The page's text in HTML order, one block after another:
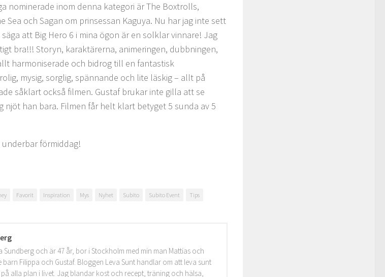
nominerade inom denna kategori är The Boxtrolls,
Sea och Sagan om prinsessan Kaguya. Nu har jag inte sett
att Big Hero 6 i mina ögon är en solklar vinnare! Jag
bra!!! Storyn, karaktärerna, animeringen, dubbningen,
harmoniserade och bidrog till en fantastisk
mysig, sorglig, spännande och lite läskig – allt på
såklart också filmen. Gustaf brukar inte gilla att se
njöt han bara. Filmen får helt klart betyget 5 sunda av 5
förmiddag!
Favorit Inspiration Mys Nyhet Subito Subito Event Tips
Sundberg och är 47 år, bor i Stockholm med min man Mattias och
barn Filippa och Gustaf. Bloggen Leva Sunt handlar om att leva sunt
alla plan i livet. Jag blandar kost och recept, träning och hälsa,